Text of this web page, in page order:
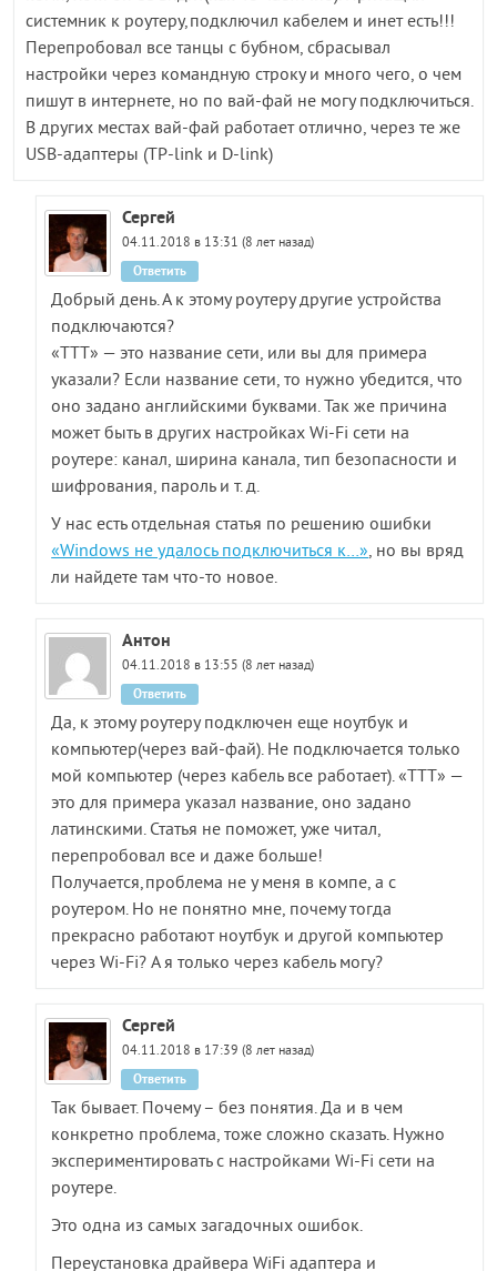
системник к роутеру,подключил кабелем и инет есть!!!
Перепробовал все танцы с бубном, сбрасывал
настройки через командную строку и много чего, о чем
пишут в интернете, но по вай-фай не могу подключиться.
В других местах вай-фай работает отлично, через те же
USB-адаптеры (TP-link и D-link)
Сергей
04.11.2018 в 13:31 (8 лет назад)
Добрый день. А к этому роутеру другие устройства
подключаются?
«ТТТ» — это название сети, или вы для примера
указали? Если название сети, то нужно убедится, что
оно задано английскими буквами. Так же причина
может быть в других настройках Wi-Fi сети на
роутере: канал, ширина канала, тип безопасности и
шифрования, пароль и т. д.
У нас есть отдельная статья по решению ошибки
«Windows не удалось подключиться к…», но вы вряд
ли найдете там что-то новое.
Ответить
Антон
04.11.2018 в 13:55 (8 лет назад)
Да, к этому роутеру подключен еще ноутбук и
компьютер(через вай-фай). Не подключается только
мой компьютер (через кабель все работает). «ТТТ» —
это для примера указал название, оно задано
латинскими. Статья не поможет, уже читал,
перепробовал все и даже больше!
Получается,проблема не у меня в компе, а с
роутером. Но не понятно мне, почему тогда
прекрасно работают ноутбук и другой компьютер
через Wi-Fi? А я только через кабель могу?
Ответить
Сергей
04.11.2018 в 17:39 (8 лет назад)
Так бывает. Почему – без понятия. Да и в чем
конкретно проблема, тоже сложно сказать. Нужно
экспериментировать с настройками Wi-Fi сети на
роутере.
Это одна из самых загадочных ошибок.
Переустановка драйвера WiFi адаптера и
Ответить